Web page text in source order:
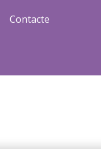
Contacte